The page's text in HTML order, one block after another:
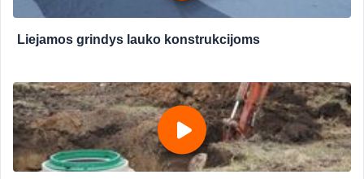
Liejamos grindys lauko konstrukcijoms